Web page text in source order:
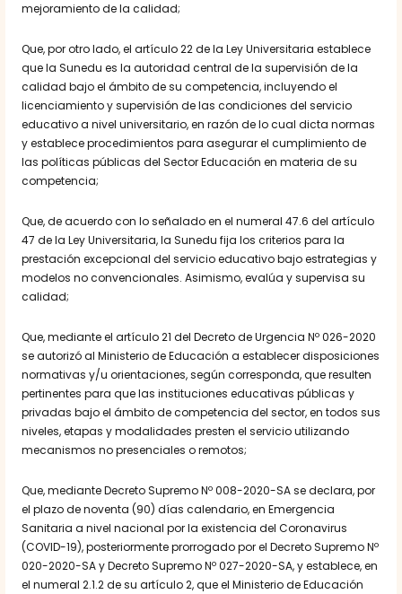
mejoramiento de la calidad;
Que, por otro lado, el artículo 22 de la Ley Universitaria establece
que la Sunedu es la autoridad central de la supervisión de la
calidad bajo el ámbito de su competencia, incluyendo el
licenciamiento y supervisión de las condiciones del servicio
educativo a nivel universitario, en razón de lo cual dicta normas
y establece procedimientos para asegurar el cumplimiento de
las políticas públicas del Sector Educación en materia de su
competencia;
Que, de acuerdo con lo señalado en el numeral 47.6 del artículo
47 de la Ley Universitaria, la Sunedu fija los criterios para la
prestación excepcional del servicio educativo bajo estrategias y
modelos no convencionales. Asimismo, evalúa y supervisa su
calidad;
Que, mediante el artículo 21 del Decreto de Urgencia Nº 026-2020
se autorizó al Ministerio de Educación a establecer disposiciones
normativas y/u orientaciones, según corresponda, que resulten
pertinentes para que las instituciones educativas públicas y
privadas bajo el ámbito de competencia del sector, en todos sus
niveles, etapas y modalidades presten el servicio utilizando
mecanismos no presenciales o remotos;
Que, mediante Decreto Supremo Nº 008-2020-SA se declara, por
el plazo de noventa (90) días calendario, en Emergencia
Sanitaria a nivel nacional por la existencia del Coronavirus
(COVID-19), posteriormente prorrogado por el Decreto Supremo Nº
020-2020-SA y Decreto Supremo Nº 027-2020-SA, y establece, en
el numeral 2.1.2 de su artículo 2, que el Ministerio de Educación